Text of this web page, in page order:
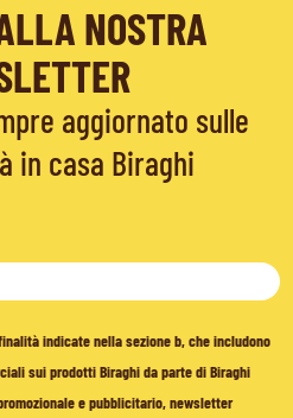
NOSTRA
aggiornato sulle
in casa Biraghi
indicate nella sezione b, che includono
sui prodotti Biraghi da parte di Biraghi
e pubblicitario, newsletter